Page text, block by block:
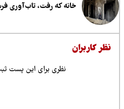
خانه که رفت، تاب‌آوری
کاربران
نظری برای این پست ثبت